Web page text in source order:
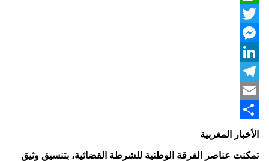
WhatsApp
Twitter
Messenger
LinkedIn
Telegram
Email
Share
الأخبار المغربية
تمكنت عناصر الفرقة الوطنية للشرطة القضائية، بتنسيق وثيق